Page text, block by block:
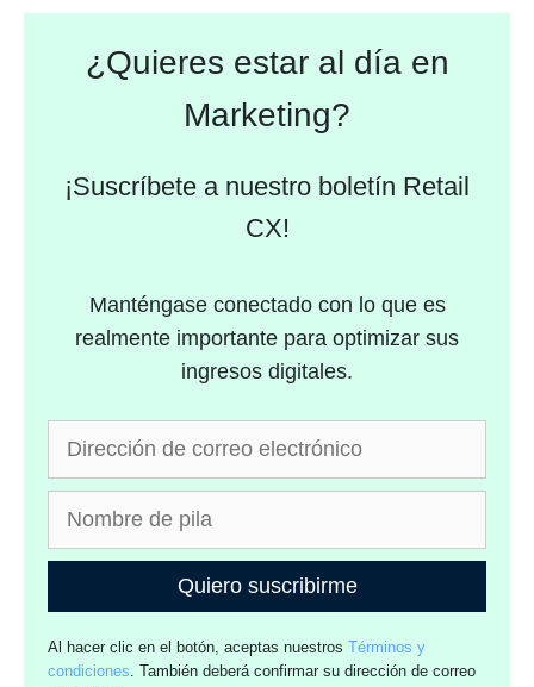
¿Quieres estar al día en
Marketing?
¡Suscríbete a nuestro boletín Retail
CX!
Manténgase conectado con lo que es
realmente importante para optimizar sus
ingresos digitales.
Quiero suscribirme
Al hacer clic en el botón, aceptas nuestrosTérminos y
condiciones. También deberá confirmar su dirección de correo